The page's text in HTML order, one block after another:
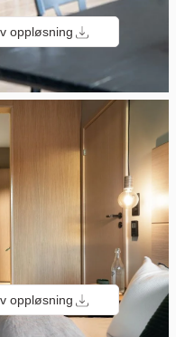
oppløsning
oppløsning